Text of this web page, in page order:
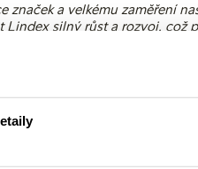
a velkému zaměření
silný růst a rozvoj, což
krocích jak v oblasti
V rámci zkoumání
otevřela tato módní
společnosti Lindex,
surovin, je investice módní
recyklace textilu.